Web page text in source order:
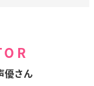
優さん